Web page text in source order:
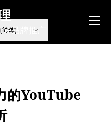
品牌推广
的YouTube